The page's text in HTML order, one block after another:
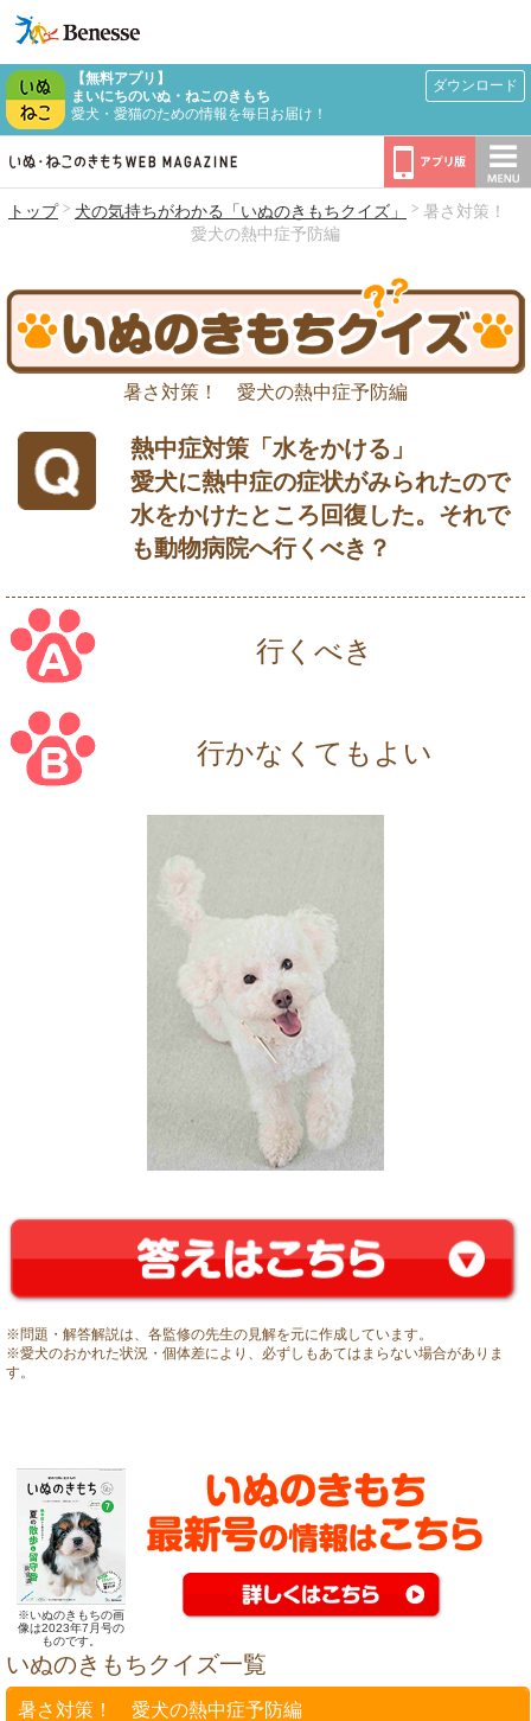
【無料アプリ】
まいにちのいぬ・ねこのきもち
愛犬・愛猫のための情報を毎日お届け！
ダウンロード
トップ 犬の気持ちがわかる「いぬのきもちクイズ」
暑さ対策！
愛犬の熱中症予防編
暑さ対策！ 愛犬の熱中症予防編
熱中症対策「水をかける」
愛犬に熱中症の症状がみられたので
水をかけたところ回復した。それで
も動物病院へ行くべき？
行くべき
行かなくてもよい
※問題・解答解説は、各監修の先生の見解を元に作成しています。
※愛犬のおかれた状況・個体差により、必ずしもあてはまらない場合がありま
す。
※いぬのきもちの画
像は2023年7月号の
ものです。
いぬのきもちクイズ一覧
暑さ対策！ 愛犬の熱中症予防編